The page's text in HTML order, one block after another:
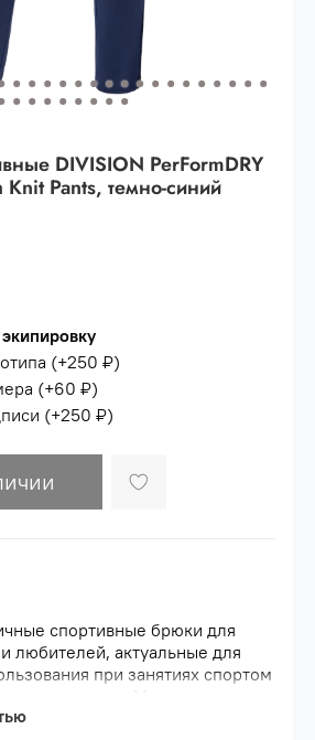
DIVISION PerFormDRY
Knit Pants, темно-синий
(+250 ₽)
(+60 ₽)
(+250 ₽)
спортивные брюки для
любителей, актуальные для
при занятиях спортом
Модель
всей длине и умеренно